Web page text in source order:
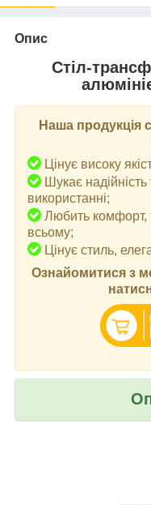
Опис
Стіл-
Наша продукція
Цінує високу
Шукає
використанні;
Любить комфорт,
всьому;
Цінує стиль,
Ознайомитися з